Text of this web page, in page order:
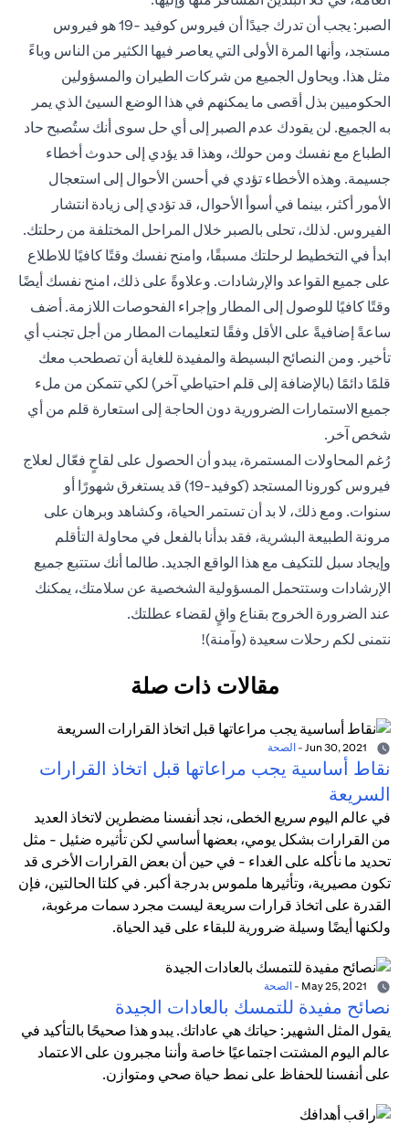
الصبر: يجب أن تدرك جيدًا أن فيروس كوفيد -19 هو فيروس
مستجد، وأنها المرة الأولى التي يعاصر فيها الكثير من الناس وباءً
مثل هذا. ويحاول الجميع من شركات الطيران والمسؤولين
الحكوميين بذل أقصى ما يمكنهم في هذا الوضع السيئ الذي يمر
به الجميع. لن يقودك عدم الصبر إلى أي حل سوى أنك ستُصبح حاد
الطباع مع نفسك ومن حولك، وهذا قد يؤدي إلى حدوث أخطاء
جسيمة. وهذه الأخطاء تؤدي في أحسن الأحوال إلى استعجال
الأمور أكثر، بينما في أسوأ الأحوال، قد تؤدي إلى زيادة انتشار
الفيروس. لذلك، تحلى بالصبر خلال المراحل المختلفة من رحلتك.
ابدأ في التخطيط لرحلتك مسبقًا، وامنح نفسك وقتًا كافيًا للاطلاع
على جميع القواعد والإرشادات. وعلاوةً على ذلك، امنح نفسك أيضًا
وقتًا كافيًا للوصول إلى المطار وإجراء الفحوصات اللازمة. أضف
ساعةً إضافيةً على الأقل وفقًا لتعليمات المطار من أجل تجنب أي
تأخير. ومن النصائح البسيطة والمفيدة للغاية أن تصطحب معك
قلمًا دائمًا (بالإضافة إلى قلم احتياطي آخر) لكي تتمكن من ملء
جميع الاستمارات الضرورية دون الحاجة إلى استعارة قلم من أي
شخص آخر.
رُغم المحاولات المستمرة، يبدو أن الحصول على لقاحٍ فعّال لعلاج
فيروس كورونا المستجد (كوفيد-19) قد يستغرق شهورًا أو
سنوات. ومع ذلك، لا بد أن تستمر الحياة، وكشاهد وبرهان على
مرونة الطبيعة البشرية، فقد بدأنا بالفعل في محاولة التأقلم
وإيجاد سبل للتكيف مع هذا الواقع الجديد. طالما أنك ستتبع جميع
الإرشادات وستتحمل المسؤولية الشخصية عن سلامتك، يمكنك
عند الضرورة الخروج بقناع واقٍ لقضاء عطلتك.
نتمنى لكم رحلات سعيدة (وآمنة)!
مقالات ذات صلة
- الصحة
نقاط أساسية يجب مراعاتها قبل اتخاذ القرارات
السريعة
في عالم اليوم سريع الخطى، نجد أنفسنا مضطرين لاتخاذ العديد
من القرارات بشكل يومي، بعضها أساسي لكن تأثيره ضئيل - مثل
تحديد ما نأكله على الغداء - في حين أن بعض القرارات الأخرى قد
تكون مصيرية، وتأثيرها ملموس بدرجة أكبر. في كلتا الحالتين، فإن
القدرة على اتخاذ قرارات سريعة ليست مجرد سمات مرغوبة،
ولكنها أيضًا وسيلة ضرورية للبقاء على قيد الحياة.
- الصحة
نصائح مفيدة للتمسك بالعادات الجيدة
يقول المثل الشهير: حياتك هي عاداتك. يبدو هذا صحيحًا بالتأكيد في
عالم اليوم المشتت اجتماعيًا خاصة وأننا مجبرون على الاعتماد
على أنفسنا للحفاظ على نمط حياة صحي ومتوازن.